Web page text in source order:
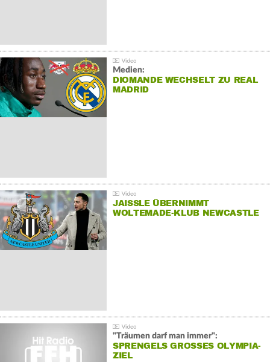
Medien:
DIOMANDE WECHSELT ZU REAL
MADRID
JAISSLE ÜBERNIMMT
WOLTEMADE-KLUB NEWCASTLE
"Träumen darf man immer":
SPRENGELS GROSSES OLYMPIA-Z
IEL